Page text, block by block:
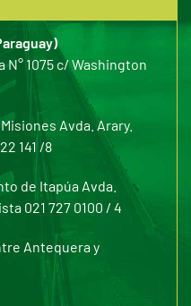
N° 1075 c/ Washington
Avda. Arary.
141 /8
de Itapúa Avda.
021 727 0100 / 4
Antequera y